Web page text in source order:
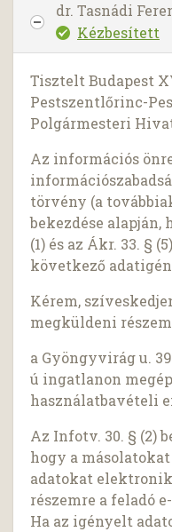
dr. Tasnádi
Kézbesített
Tisztelt Budapest
Pestszentlőrinc-
Polgármesteri
Az információs
törvény (a
bekezdése alapján,
(1) és az Ákr. 33. §
következő
Kérem,
megküldeni
a Gyöngyvirág u.
ú ingatlanon
használatbavételi
Az Infotv. 30. § (2)
hogy a
adatokat
részemre a feladó
Ha az igényelt